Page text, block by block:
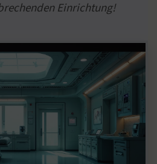
Einrichtung!